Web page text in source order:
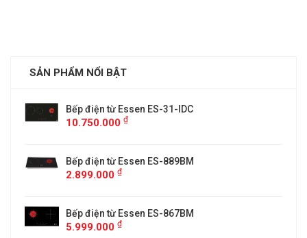
SẢN PHẨM NỔI BẬT
Bếp điện từ Essen ES-31-IDC
10.750.000 ₫
Bếp điện từ Essen ES-889BM
2.899.000 ₫
Bếp điện từ Essen ES-867BM
5.999.000 ₫